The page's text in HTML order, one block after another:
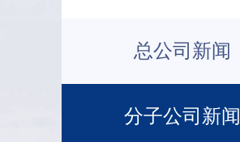
总公司新闻
分子公司新闻